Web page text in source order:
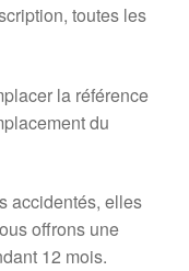
toutes les
la référence
du
accidentés, elles
offrons une
12 mois.